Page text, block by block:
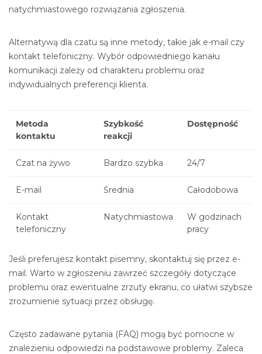
natychmiastowego rozwiązania zgłoszenia.
Alternatywą dla czatu są inne metody, takie jak e-mail czy
kontakt telefoniczny. Wybór odpowiedniego kanału
komunikacji zależy od charakteru problemu oraz
indywidualnych preferencji klienta.
Metoda
kontaktu
Szybkość
reakcji
Dostępność
Czat na żywo Bardzo szybka 24/7
E-mail Średnia Całodobowa
Kontakt
telefoniczny
Natychmiastowa
W godzinach
pracy
Jeśli preferujesz kontakt pisemny, skontaktuj się przez e-
mail. Warto w zgłoszeniu zawrzeć szczegóły dotyczące
problemu oraz ewentualne zrzuty ekranu, co ułatwi szybsze
zrozumienie sytuacji przez obsługę.
Często zadawane pytania (FAQ) mogą być pomocne w
znalezieniu odpowiedzi na podstawowe problemy. Zaleca